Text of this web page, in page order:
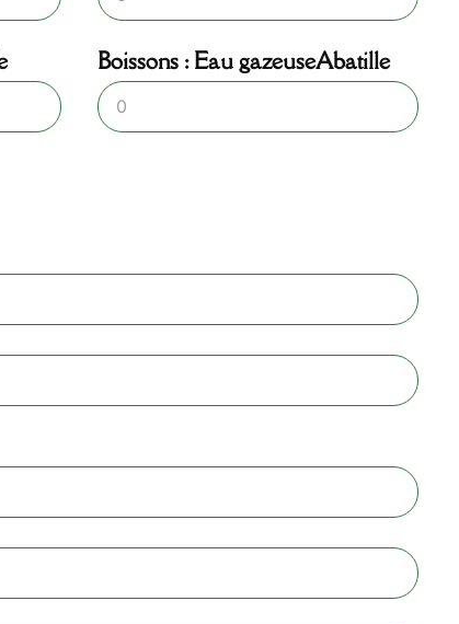
Boissons : Eau gazeuseAbatille